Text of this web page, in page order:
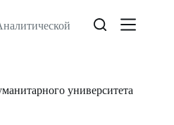
университета